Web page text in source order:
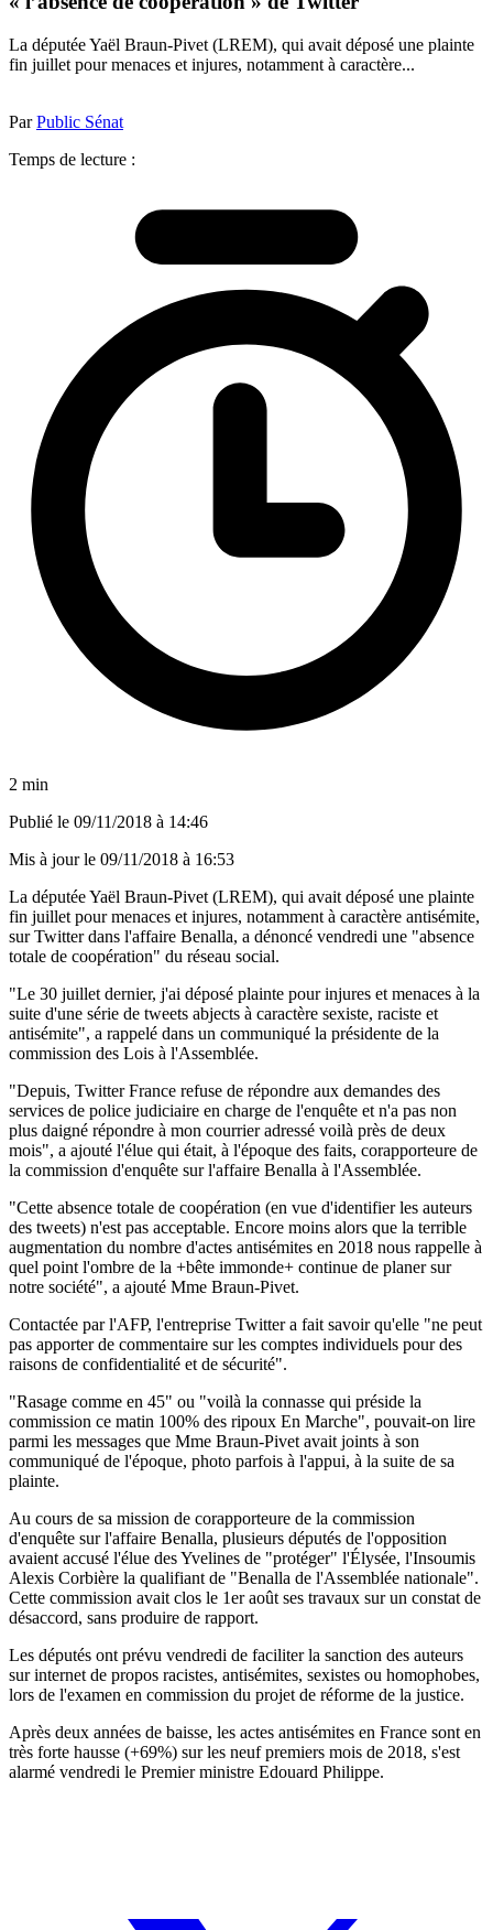
La députée Yaël Braun-Pivet (LREM), qui avait déposé une plainte
fin juillet pour menaces et injures, notamment à caractère...
ParPublic Sénat
Temps de lecture :
2 min
Publié le 09/11/2018 à 14:46
Mis à jour le 09/11/2018 à 16:53
La députée Yaël Braun-Pivet (LREM), qui avait déposé une plainte
fin juillet pour menaces et injures, notamment à caractère antisémite,
sur Twitter dans l'affaire Benalla, a dénoncé vendredi une "absence
totale de coopération" du réseau social.
"Le 30 juillet dernier, j'ai déposé plainte pour injures et menaces à la
suite d'une série de tweets abjects à caractère sexiste, raciste et
antisémite", a rappelé dans un communiqué la présidente de la
commission des Lois à l'Assemblée.
"Depuis, Twitter France refuse de répondre aux demandes des
services de police judiciaire en charge de l'enquête et n'a pas non
plus daigné répondre à mon courrier adressé voilà près de deux
mois", a ajouté l'élue qui était, à l'époque des faits, corapporteure de
la commission d'enquête sur l'affaire Benalla à l'Assemblée.
"Cette absence totale de coopération (en vue d'identifier les auteurs
des tweets) n'est pas acceptable. Encore moins alors que la terrible
augmentation du nombre d'actes antisémites en 2018 nous rappelle à
quel point l'ombre de la +bête immonde+ continue de planer sur
notre société", a ajouté Mme Braun-Pivet.
Contactée par l'AFP, l'entreprise Twitter a fait savoir qu'elle "ne peut
pas apporter de commentaire sur les comptes individuels pour des
raisons de confidentialité et de sécurité".
"Rasage comme en 45" ou "voilà la connasse qui préside la
commission ce matin 100% des ripoux En Marche", pouvait-on lire
parmi les messages que Mme Braun-Pivet avait joints à son
communiqué de l'époque, photo parfois à l'appui, à la suite de sa
plainte.
Au cours de sa mission de corapporteure de la commission
d'enquête sur l'affaire Benalla, plusieurs députés de l'opposition
avaient accusé l'élue des Yvelines de "protéger" l'Élysée, l'Insoumis
Alexis Corbière la qualifiant de "Benalla de l'Assemblée nationale".
Cette commission avait clos le 1er août ses travaux sur un constat de
désaccord, sans produire de rapport.
Les députés ont prévu vendredi de faciliter la sanction des auteurs
sur internet de propos racistes, antisémites, sexistes ou homophobes,
lors de l'examen en commission du projet de réforme de la justice.
Après deux années de baisse, les actes antisémites en France sont en
très forte hausse (+69%) sur les neuf premiers mois de 2018, s'est
alarmé vendredi le Premier ministre Edouard Philippe.